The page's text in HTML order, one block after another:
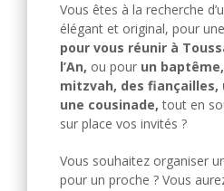
Vous êtes à la recherche
élégant et original, pour une
pour vous réunir à
l’An, ou pour un
mitzvah, des fiançailles,
une cousinade, tout en
sur place vos invités ?
Vous souhaitez organiser
pour un proche ? Vous